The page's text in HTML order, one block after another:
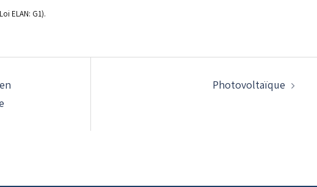
ELAN: G1).
Photovoltaïque